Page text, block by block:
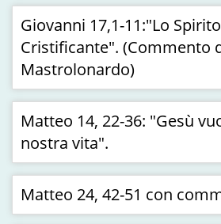
Giovanni 17,1-11:"Lo
Cristificante". (Commento
Mastrolonardo)
Matteo 14, 22-36: "Gesù
nostra vita".
Matteo 24, 42-51 con